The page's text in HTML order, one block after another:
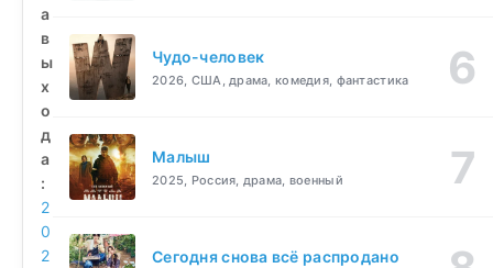
а
в
ы
х
о
д
а
:
2
0
2
Чудо-человек
2026, США, драма, комедия, фантастика
Малыш
2025, Россия, драма, военный
Сегодня снова всё распродано